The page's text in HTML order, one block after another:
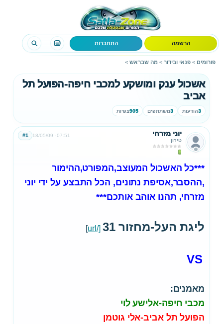
הרשמה התחברות
פורומים > פנאי ובידור > מה שבראש >
אשכול ענק ומושקע למכבי חיפה-הפועל תל
אביב
3הודעות 3משתתפים 905צפיות
יוני מזרחי
טירון
18/05/09 07:51
#1
***כל האשכול המעוצב,המפורט,ההימור
,ההסבר,אסיפת נתונים, הכל התבצע על ידי יוני
מזרחי, תהנו אוהב אותכם***
ליגת העל-מחזור 31 [/url
]
VS
מאמנים:
מכבי חיפה-אלישע לוי
הפועל תל אביב-אלי גוטמן